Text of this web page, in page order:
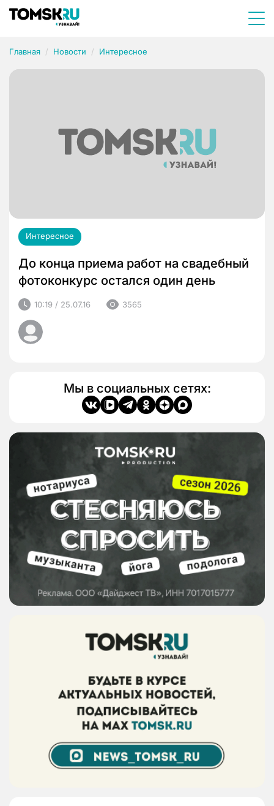
Главная Новости Интересное
Интересное
До конца приема работ на свадебный
фотоконкурс остался один день
10:19 / 25.07.16 3565
Мы в социальных сетях: